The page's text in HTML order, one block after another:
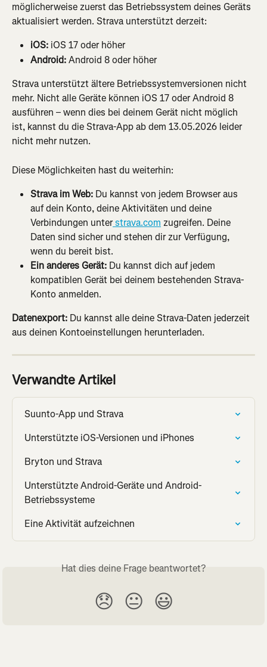
möglicherweise zuerst das Betriebssystem deines Geräts
aktualisiert werden. Strava unterstützt derzeit:
iOS: iOS 17 oder höher
Android: Android 8 oder höher
Strava unterstützt ältere Betriebssystemversionen nicht
mehr. Nicht alle Geräte können iOS 17 oder Android 8
ausführen – wenn dies bei deinem Gerät nicht möglich
ist, kannst du die Strava-App ab dem 13.05.2026 leider
nicht mehr nutzen.
Diese Möglichkeiten hast du weiterhin:
Strava im Web: Du kannst von jedem Browser aus
auf dein Konto, deine Aktivitäten und deine
Verbindungen unter strava.com zugreifen. Deine
Daten sind sicher und stehen dir zur Verfügung,
wenn du bereit bist.
Ein anderes Gerät: Du kannst dich auf jedem
kompatiblen Gerät bei deinem bestehenden Strava-
Konto anmelden.
Datenexport: Du kannst alle deine Strava-Daten jederzeit
aus deinen Kontoeinstellungen herunterladen.
Verwandte Artikel
Suunto-App und Strava
Unterstützte iOS-Versionen und iPhones
Bryton und Strava
Unterstützte Android-Geräte und Android-
Betriebssysteme
Eine Aktivität aufzeichnen
Hat dies deine Frage beantwortet?
😞 😐 😃